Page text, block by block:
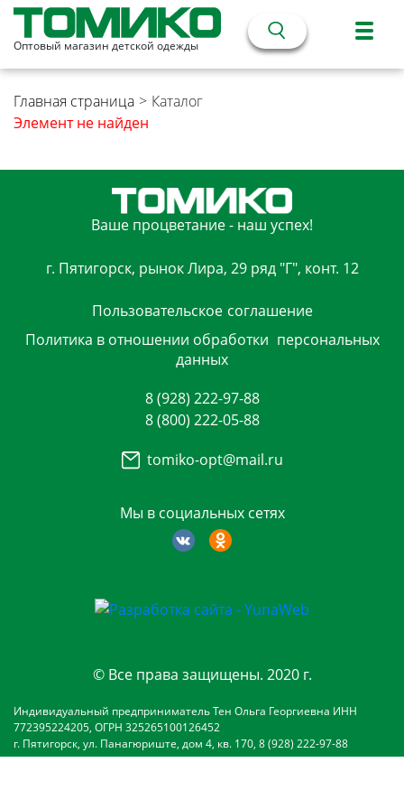
Оптовый магазин детской одежды
Главная страница > Каталог
Элемент не найден
Ваше процветание - наш успех!
г. Пятигорск, рынок Лира, 29 ряд "Г", конт. 12
Пользовательское соглашение
Политика в отношении обработки персональных
данных
Мы в социальных сетях
8 (928) 222-97-88
8 (800) 222-05-88
tomiko-opt@mail.ru
© Все права защищены. 2020 г.
Индивидуальный предприниматель Тен Ольга Георгиевна ИНН
772395224205, ОГРН 325265100126452
г. Пятигорск, ул. Панагюриште, дом 4, кв. 170, 8 (928) 222-97-88